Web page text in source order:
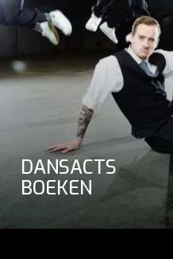
DANSACTS
BOEKEN